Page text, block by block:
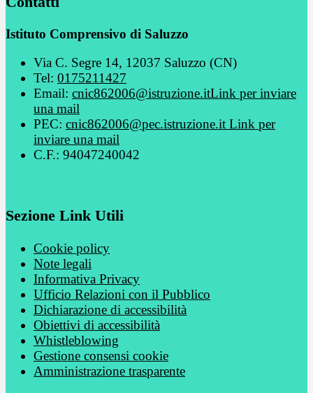
Istituto Comprensivo di Saluzzo
Via C. Segre 14, 12037 Saluzzo (CN)
Tel: 0175211427
Email: cnic862006@istruzione.itLink per inviare
una mail
PEC: cnic862006@pec.istruzione.it Link per
inviare una mail
C.F.: 94047240042
Sezione Link Utili
Cookie policy
Note legali
Informativa Privacy
Ufficio Relazioni con il Pubblico
Dichiarazione di accessibilità
Obiettivi di accessibilità
Whistleblowing
Gestione consensi cookie
Amministrazione trasparente